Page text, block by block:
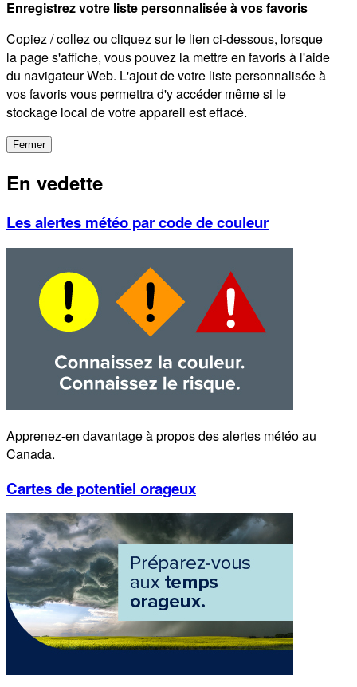
Enregistrez votre liste personnalisée à vos favoris
Copiez / collez ou cliquez sur le lien ci-dessous, lorsque
la page s'affiche, vous pouvez la mettre en favoris à l'aide
du navigateur Web. L'ajout de votre liste personnalisée à
vos favoris vous permettra d'y accéder même si le
stockage local de votre appareil est effacé.
Fermer
En vedette
Les alertes météo par code de couleur
Apprenez-en davantage à propos des alertes météo au
Canada.
Cartes de potentiel orageux